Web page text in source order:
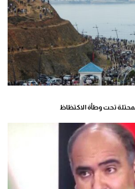
تحت وطأة الاكتظاظ